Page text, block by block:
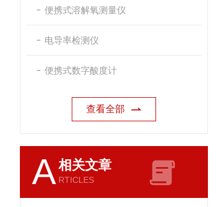
便携式溶解氧测量仪
电导率检测仪
便携式数字酸度计
查看全部
A相关文章
RTICLES